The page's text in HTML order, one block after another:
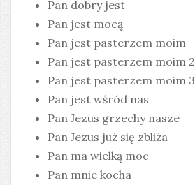
Pan dobry jest
Pan jest mocą
Pan jest pasterzem moim
Pan jest pasterzem moim 2
Pan jest pasterzem moim 3
Pan jest wśród nas
Pan Jezus grzechy nasze
Pan Jezus już się zbliża
Pan ma wielką moc
Pan mnie kocha